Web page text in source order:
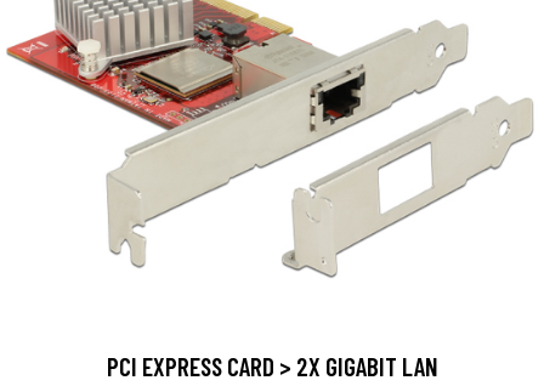
PCI EXPRESS CARD > 2X GIGABIT LAN